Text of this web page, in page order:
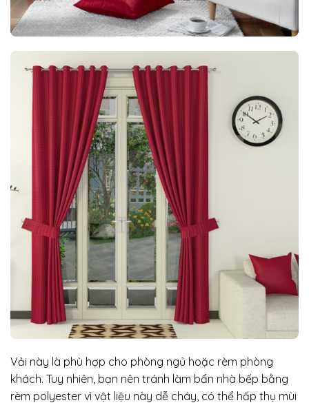
Vải này là phù hợp cho phòng ngủ hoặc rèm phòng
khách. Tuy nhiên, bạn nên tránh làm bẩn nhà bếp bằng
rèm polyester vì vật liệu này dễ cháy, có thể hấp thụ mùi